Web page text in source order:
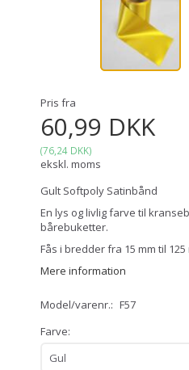
Pris fra
60,99 DKK
(76,24 DKK)
ekskl. moms
Gult Softpoly Satinbånd
En lys og livlig farve til
bårebuketter.
Fås i bredder fra 15 mm til 125
Mere information
Model/varenr.: F57
Farve: